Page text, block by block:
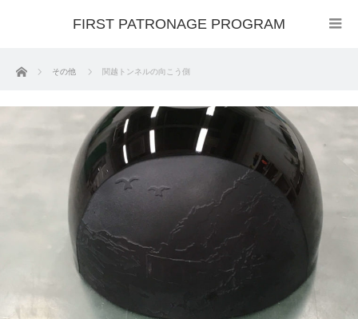
FIRST PATRONAGE PROGRAM
ホーム その他 関越トンネルの向こう側